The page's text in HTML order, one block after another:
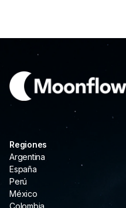
Regiones
Argentina
España
Perú
México
Colombia